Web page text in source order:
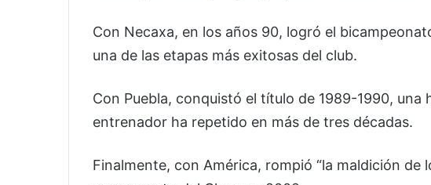
Con Necaxa, en los años 90, logró el
una de las etapas más exitosas del club.
Con Puebla, conquistó el título de 1989-1990, una
entrenador ha repetido en más de tres décadas.
Finalmente, con América, rompió “la maldición de